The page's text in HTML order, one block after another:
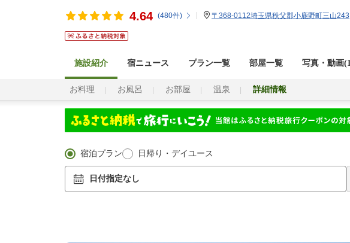
4.64 (480件) 〒368-0112埼玉県秩父郡小鹿野町三山243
施設紹介 宿ニュース プラン一覧 部屋一覧 写真・動画
お料理 お風呂 お部屋 温泉 詳細情報
宿泊プラン 日帰り・デイユース
日付指定なし